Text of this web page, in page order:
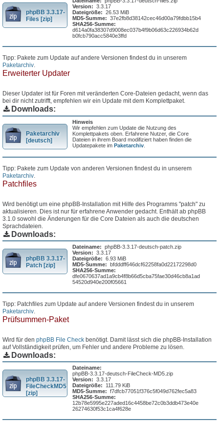
phpBB 3.3.17-
Files [zip]
Version: 3.3.17
Dateigröße: 26.53 MiB
MD5-Summe: 37e2fb8d38142cec46d00a79fdbb15b4
SHA256-Summe:
d614a0fa38307d9008ec037b4f9b06d63c226934b62d
b0fcb790acc5840e3ffd
Tipp: Pakete zum Update auf andere Versionen findest du in unserem
Paketarchiv.
Erweiterter Updater
Dieser Updater ist für Foren mit veränderten Core-Dateien gedacht, wenn das
bei dir nicht zutrifft, empfehlen wir ein Update mit dem Komplettpaket.
Downloads:
Paketarchiv
[deutsch]
Hinweis
Wir empfehlen zum Update die Nutzung des
Komplettpakets oben. Erfahrene Nutzer, die Core
Dateien in ihrem Board modifiziert haben finden die
Updatepakete imPaketarchiv
Tipp: Pakete zum Update von anderen Versionen findest du in unserem
Paketarchiv
Patchfiles
Wird benötigt um eine phpBB-Installation mit Hilfe des Programms "patch" zu
aktualisieren. Dies ist nur für erfahrene Anwender gedacht. Enthält ab phpBB
3.1.0 sowohl die Änderungen für die Core Dateien als auch die deutschen
Sprachdateien.
Downloads:
phpBB 3.3.17-
Patch [zip]
Dateiname: phpBB-3.3.17-deutsch-patch.zip
Version: 3.3.17
Dateigröße: 6.93 MiB
MD5-Summe: bfdddff646dcf62258fa0d22172298d0
SHA256-Summe:
dfe0670637ad1a9cb4f8b66d5cba75fae30d46cb8a1ad
54520d940e200f05661
Tipp: Patchfiles zum Update auf andere Versionen findest du in unserem
Paketarchiv
Prüfsummen-Paket
Wird für den phpBB File Check benötigt. Damit lässt sich die phpBB-Installation
auf Vollständigkeit prüfen, um Fehler und andere Probleme zu lösen.
Downloads:
phpBB 3.3.17-
FileCheckMD5
[zip]
Dateiname:
phpBB-3.3.17-deutsch-FileCheck-MD5.zip
Version: 3.3.17
Dateigröße:
111.79 KiB
MD5-Summe: f7dfcb77051f376c5f049d762fec5a83
SHA256-Summe:
12b78e5995e227aded16c4458be72c0b3ddb473e40e
26274630f53c1ca4f628e